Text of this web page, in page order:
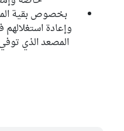
وإعادة
المصعد الذي